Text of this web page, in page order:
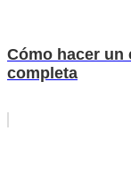
Cómo hacer
completa